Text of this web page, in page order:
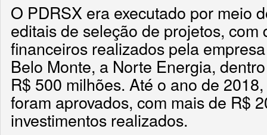
O PDRSX era executado por meio
editais de seleção de projetos, com
financeiros realizados pela
Belo Monte, a Norte Energia,
R$ 500 milhões. Até o ano de
foram aprovados, com mais de R$
investimentos realizados.